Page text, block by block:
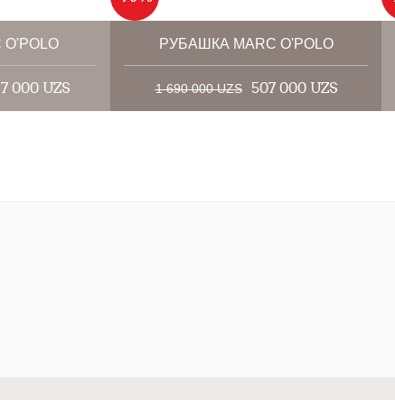
000 UZS
РУБАШКА MARC O'POLO
1 690 000 UZS 507 000 UZS